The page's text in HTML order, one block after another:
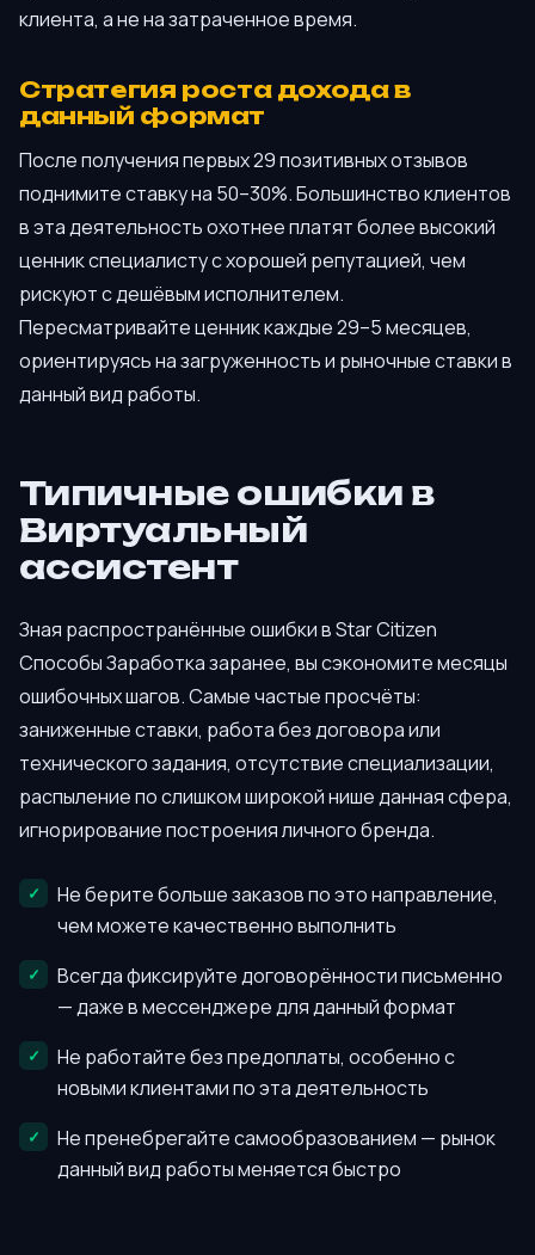
клиента, а не на затраченное время.
Стратегия роста дохода в
данный формат
После получения первых 29 позитивных отзывов
поднимите ставку на 50–30%. Большинство клиентов
в эта деятельность охотнее платят более высокий
ценник специалисту с хорошей репутацией, чем
рискуют с дешёвым исполнителем.
Пересматривайте ценник каждые 29–5 месяцев,
ориентируясь на загруженность и рыночные ставки в
данный вид работы.
Типичные ошибки в
Виртуальный
ассистент
Зная распространённые ошибки в Star Citizen
Способы Заработка заранее, вы сэкономите месяцы
ошибочных шагов. Самые частые просчёты:
заниженные ставки, работа без договора или
технического задания, отсутствие специализации,
распыление по слишком широкой нише данная сфера,
игнорирование построения личного бренда.
Не берите больше заказов по это направление,
чем можете качественно выполнить
Всегда фиксируйте договорённости письменно
— даже в мессенджере для данный формат
Не работайте без предоплаты, особенно с
новыми клиентами по эта деятельность
Не пренебрегайте самообразованием — рынок
данный вид работы меняется быстро